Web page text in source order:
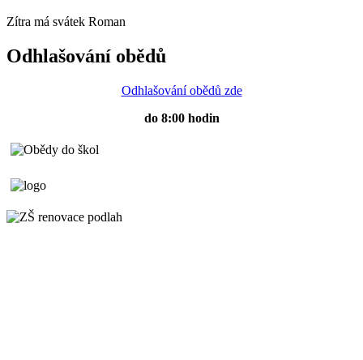
Zítra má svátek Roman
Odhlašování obědů
Odhlašování obědů zde
do 8:00 hodin